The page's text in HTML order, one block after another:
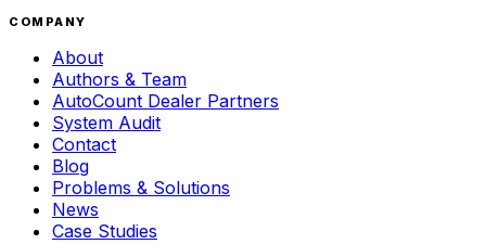
COMPANY
About
Authors & Team
AutoCount Dealer Partners
System Audit
Contact
Blog
Problems & Solutions
News
Case Studies